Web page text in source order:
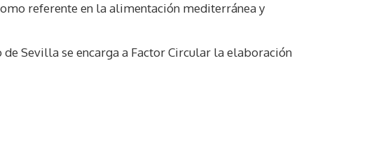
referente en la alimentación mediterránea y
Sevilla se encarga a Factor Circular la elaboración